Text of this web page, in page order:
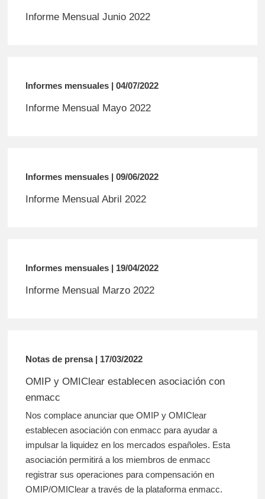
Informe Mensual Junio 2022
Informes mensuales | 04/07/2022
Informe Mensual Mayo 2022
Informes mensuales | 09/06/2022
Informe Mensual Abril 2022
Informes mensuales | 19/04/2022
Informe Mensual Marzo 2022
Notas de prensa | 17/03/2022
OMIP y OMIClear establecen asociación con
enmacc
Nos complace anunciar que OMIP y OMIClear
establecen asociación con enmacc para ayudar a
impulsar la liquidez en los mercados españoles. Esta
asociación permitirá a los miembros de enmacc
registrar sus operaciones para compensación en
OMIP/OMIClear a través de la plataforma enmacc.